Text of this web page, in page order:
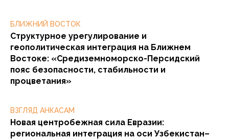
БЛИЖНИЙ ВОСТОК
Структурное урегулирование и
геополитическая интеграция на Ближнем
Востоке: «Средиземноморско-Персидский
пояс безопасности, стабильности и
процветания»
ВЗГЛЯД АНКАСАМ
Новая центробежная сила Евразии:
региональная интеграция на оси Узбекистан–